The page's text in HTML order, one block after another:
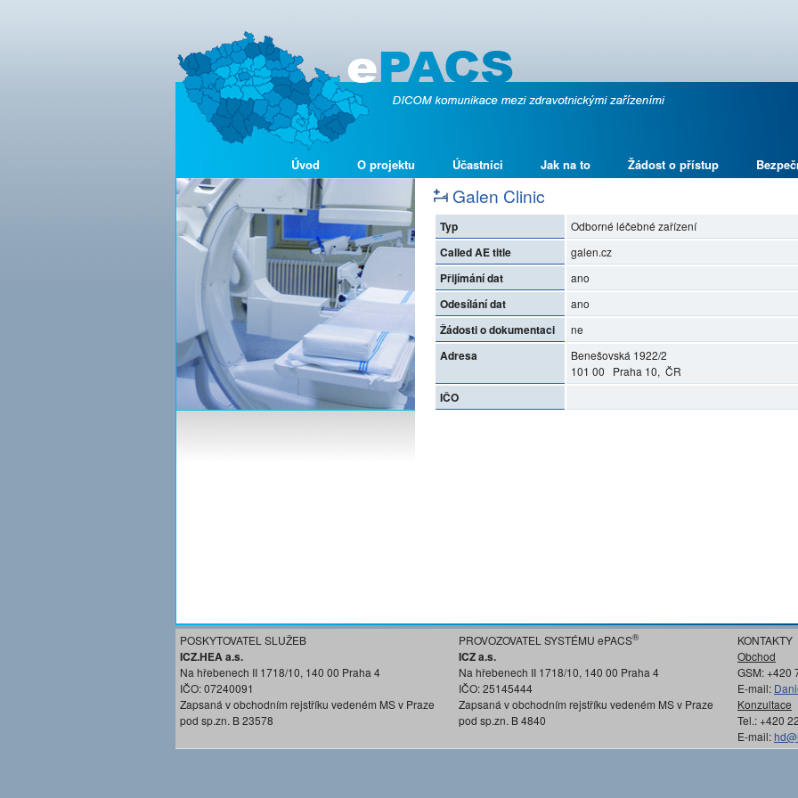
Úvod O projektu Účastníci Jak na to Žádost o přístup
Galen Clinic
Typ Odborné léčebné zařízení
Called AE title galen.cz
Přijímání dat ano
Odesílání dat ano
Žádosti o dokumentaci ne
Adresa
Benešovská 1922/2
101 00 Praha 10, ČR
IČO
POSKYTOVATEL SLUŽEB
ICZ.HEA a.s.
Na hřebenech II 1718/10, 140 00 Praha 4
IČO: 07240091
Zapsaná v obchodním rejstříku vedeném MS v Praze
pod sp.zn. B 23578
PROVOZOVATEL SYSTÉMU ePACS®
ICZ a.s.
Na hřebenech II 1718/10, 140 00 Praha 4
IČO: 25145444
Zapsaná v obchodním rejstříku vedeném MS v Praze
pod sp.zn. B 4840
KONTAKTY
Obchod
GSM: +420
E-mail:
Konzultace
Tel.: +420
E-mail: